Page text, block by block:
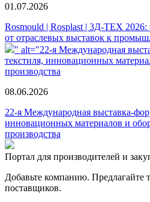
01.07.2026
Rosmould | Rosplast | 3Д-ТЕХ 2026:
от отраслевых выставок к
" alt="22-я Международная
текстиля, инновационных
производства
08.06.2026
22-я Международная выставка-
инновационных материалов и
производства
Портал для производителей и
Добавьте компанию. Предлагайте
поставщиков.